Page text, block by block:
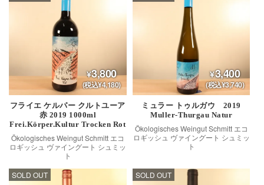
3,800
(税込¥4,180)
フライエ ケルパー クルトユーア
赤 2019 1000ml
Frei.Körper.Kultur Trocken Rot
Ökologisches Weingut Schmitt エコ
ロギッシュ ヴァイングート シュミッ
ト
3,400
(税込¥3,740)
ミュラー トゥルガウ 2019
Muller-Thurgau Natur
Ökologisches Weingut Schmitt エコ
ロギッシュ ヴァイングート シュミッ
ト
SOLD OUT SOLD OUT